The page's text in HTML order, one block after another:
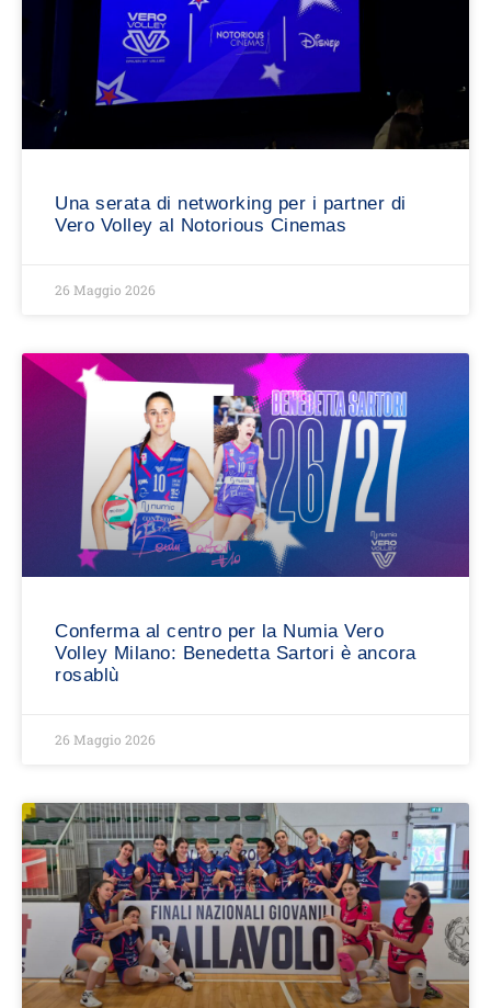
Una serata di networking per i partner di
Vero Volley al Notorious Cinemas
26 Maggio 2026
Conferma al centro per la Numia Vero
Volley Milano: Benedetta Sartori è ancora
rosablù
26 Maggio 2026